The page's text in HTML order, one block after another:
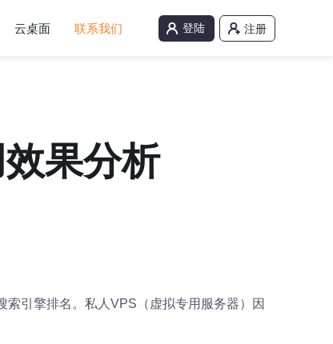
云桌面 联系我们 登陆 注册
果分析
引擎排名。私人VPS（虚拟专用服务器）因